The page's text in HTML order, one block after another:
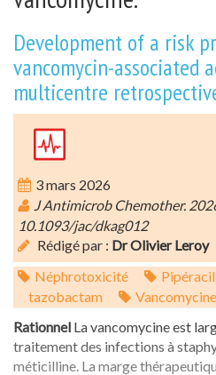
Development of a risk
vancomycin-associated
multicentre
3 mars 2026
J Antimicrob Chemother.
10.1093/jac/dkag012
Rédigé par : Dr Olivier Leroy
Néphrotoxicité
tazobactam
Vancomycine
Rationnel La vancomycine est
traitement des infections à
méticilline. La marge